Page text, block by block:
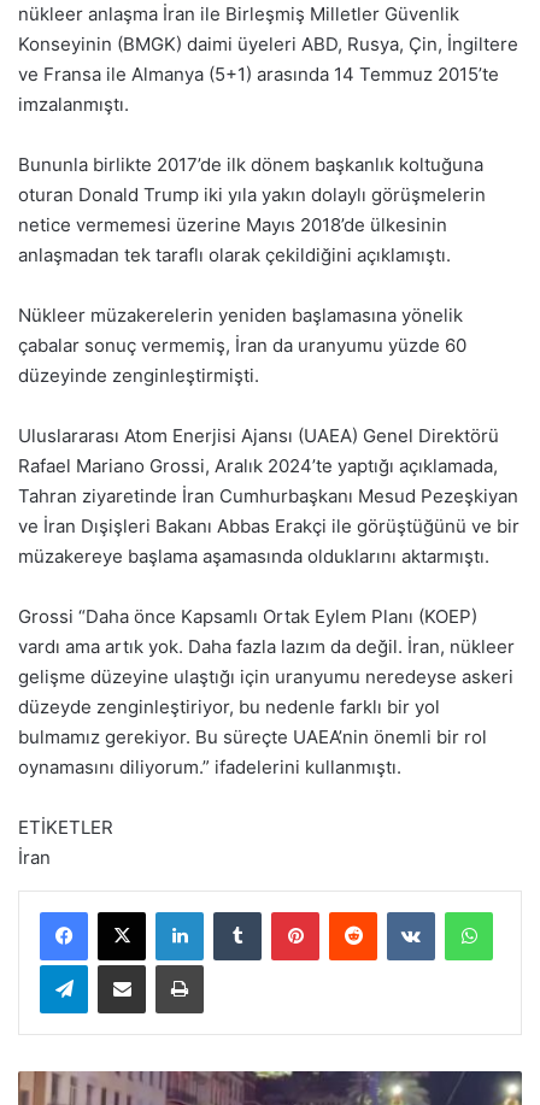
nükleer anlaşma İran ile Birleşmiş Milletler Güvenlik
Konseyinin (BMGK) daimi üyeleri ABD, Rusya, Çin, İngiltere
ve Fransa ile Almanya (5+1) arasında 14 Temmuz 2015’te
imzalanmıştı.
Bununla birlikte 2017’de ilk dönem başkanlık koltuğuna
oturan Donald Trump iki yıla yakın dolaylı görüşmelerin
netice vermemesi üzerine Mayıs 2018’de ülkesinin
anlaşmadan tek taraflı olarak çekildiğini açıklamıştı.
Nükleer müzakerelerin yeniden başlamasına yönelik
çabalar sonuç vermemiş, İran da uranyumu yüzde 60
düzeyinde zenginleştirmişti.
Uluslararası Atom Enerjisi Ajansı (UAEA) Genel Direktörü
Rafael Mariano Grossi, Aralık 2024’te yaptığı açıklamada,
Tahran ziyaretinde İran Cumhurbaşkanı Mesud Pezeşkiyan
ve İran Dışişleri Bakanı Abbas Erakçi ile görüştüğünü ve bir
müzakereye başlama aşamasında olduklarını aktarmıştı.
Grossi “Daha önce Kapsamlı Ortak Eylem Planı (KOEP)
vardı ama artık yok. Daha fazla lazım da değil. İran, nükleer
gelişme düzeyine ulaştığı için uranyumu neredeyse askeri
düzeyde zenginleştiriyor, bu nedenle farklı bir yol
bulmamız gerekiyor. Bu süreçte UAEA’nin önemli bir rol
oynamasını diliyorum.” ifadelerini kullanmıştı.
ETİKETLER
İran
Telegram